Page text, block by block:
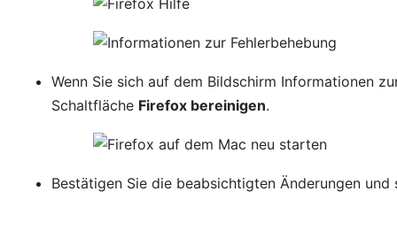
Wenn Sie sich auf dem Bildschirm Informationen
Schaltfläche Firefox bereinigen.
Bestätigen Sie die beabsichtigten Änderungen und